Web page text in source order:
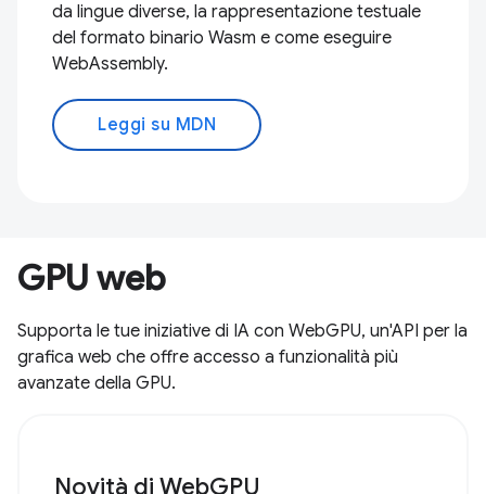
da lingue diverse, la rappresentazione testuale
del formato binario Wasm e come eseguire
WebAssembly.
Leggi su MDN
GPU web
Supporta le tue iniziative di IA con WebGPU, un'API per la
grafica web che offre accesso a funzionalità più
avanzate della GPU.
Novità di WebGPU